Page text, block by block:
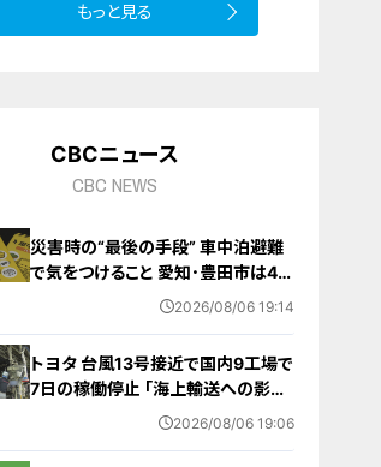
もっと見る
CBCニュース
CBC NEWS
災害時の“最後の手段” 車中泊避難
で気をつけること 愛知･豊田市は4年
前からマニュアル作成 最悪の場合2026/08/06 19:14
トヨタ 台風13号接近で国内9工場で
7日の稼働停止 ｢海上輸送への影響
を踏まえ判断｣ 夏季連休明けの17日
2026/08/06 19:06